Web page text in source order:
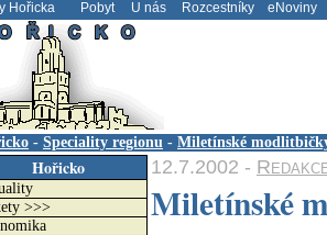
Hořicka Pobyt U nás Rozcestníky eNoviny
- Speciality regionu - Miletínské
Hořicko
>>>
12.7.2002 -
Miletínské